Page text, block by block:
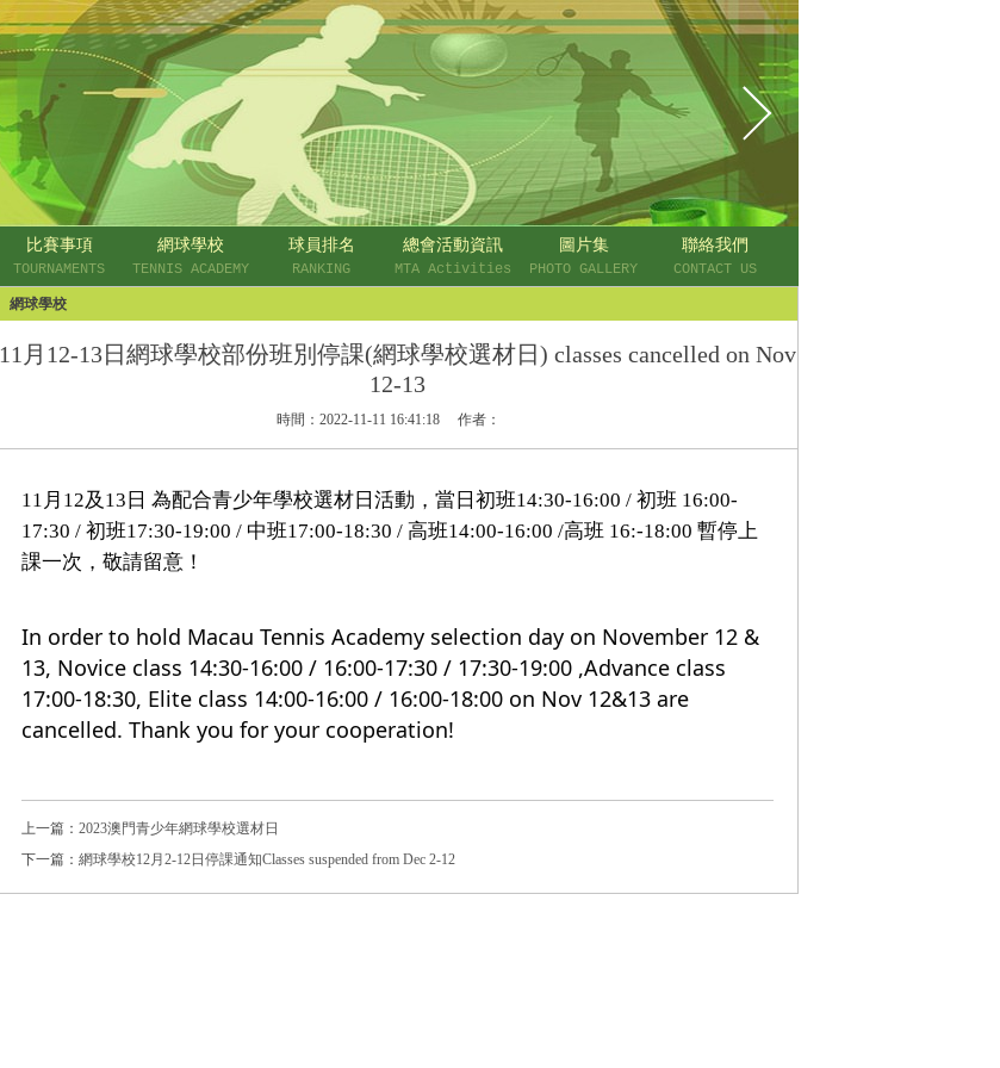
比賽事項
TOURNAMENTS
網球學校
TENNIS ACADEMY
球員排名
RANKING
總會活動資訊
MTA Activities
圖片集
PHOTO GALLERY
聯絡我們
CONTACT US
網球學校
11月12-13日網球學校部份班別停課(網球學校選材日) classes cancelled on Nov
12-13
時間： 2022-11-11 16:41:18 作者：
11月12及13日 為配合青少年學校選材日活動，當日初班14:30-16:00 / 初班 16:00-
17:30 / 初班17:30-19:00 / 中班17:00-18:30 / 高班14:00-16:00 /高班 16:-18:00 暫停上
課一次，敬請留意！
In order to hold Macau Tennis Academy selection day on November 12 &
13, Novice class 14:30-16:00 / 16:00-17:30 / 17:30-19:00 ,Advance class
17:00-18:30, Elite class 14:00-16:00 / 16:00-18:00 on Nov 12&13 are
cancelled. Thank you for your cooperation!
上一篇： 2023澳門青少年網球學校選材日
下一篇： 網球學校12月2-12日停課通知Classes suspended from Dec 2-12